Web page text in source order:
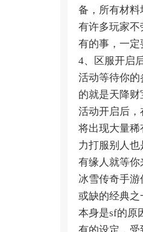
备，所有材
有许多玩家不
有的事，一
4、区服开启
活动等待你
的就是天降财
活动开启后，
将出现大量
力打服别人
有缘人就等你
冰雪传奇手
或缺的经典
本身是sf的原